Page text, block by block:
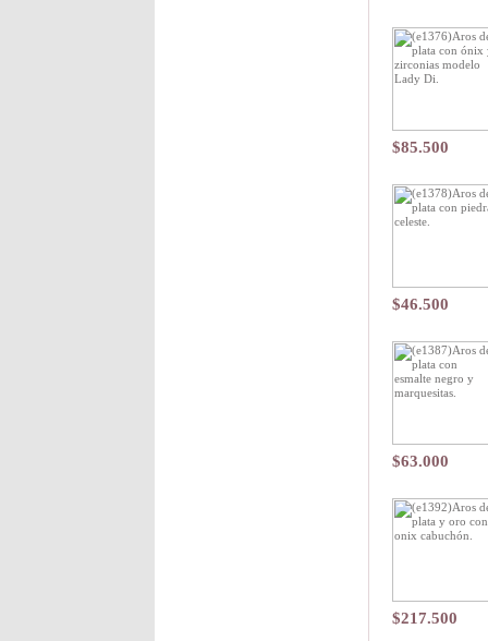
$85.500
$46.500
$63.000
$217.500